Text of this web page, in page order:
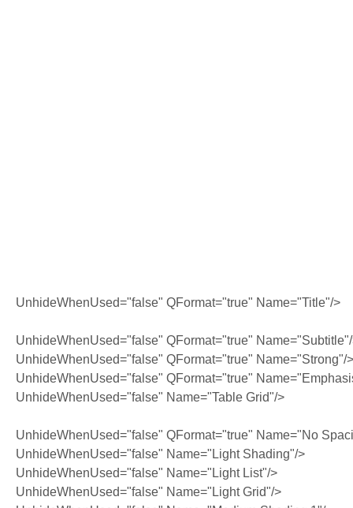
UnhideWhenUsed="false" QFormat="true" Name="Title"/>
UnhideWhenUsed="false" QFormat="true"
UnhideWhenUsed="false" QFormat="true" Name="Strong"/>
UnhideWhenUsed="false" QFormat="true"
UnhideWhenUsed="false" Name="Table Grid"/>
UnhideWhenUsed="false" QFormat="true" Name="No
UnhideWhenUsed="false" Name="Light Shading"/>
UnhideWhenUsed="false" Name="Light List"/>
UnhideWhenUsed="false" Name="Light Grid"/>